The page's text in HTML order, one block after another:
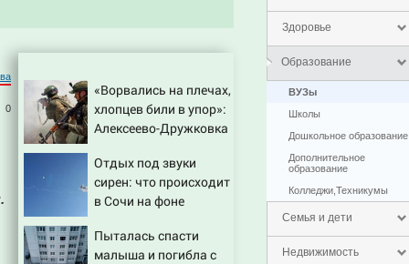
Здоровье
Образование
ВУЗы
Школы
Дошкольное образование
Дополнительное
образование
Колледжи,Техникумы
Семья и дети
Недвижимость
0
«Ворвались на плечах,
хлопцев били в упор»:
Алексеево-Дружковка
для «птах Мадьяра»
Отдых под звуки
сирен: что происходит
в Сочи на фоне
беспилотников
Пыталась спасти
малыша и погибла с